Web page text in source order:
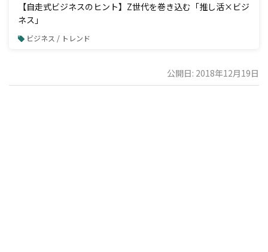
【自走式ビジネスのヒント】Z世代を巻き込む「推し活×ビジ
ネス」
ビジネス / トレンド
公開日: 2018年12月19日